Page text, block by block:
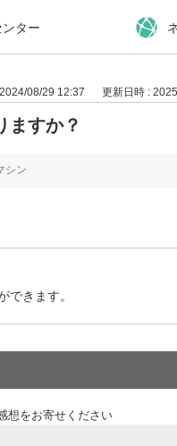
ター
08/29 12:37 更新日時 :
ますか？
シン
できます。
想をお寄せください